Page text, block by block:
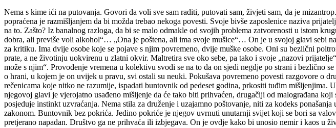
Nema s kime ići na putovanja. Govori da voli sve sam raditi, putovati sam, živjeti sam, da je
popraćena je razmišljanjem da bi možda trebao nekoga povesti. Svoje bivše zaposlenice naziva
na to. Zašto? Iz banalnog razloga, da bi se malo odmakle od svojih problema zatvorenosti u istom
dobra, ali previše voli alkohol“… „Ona je poštena, ali ima svoje mušice“… On je u svojoj glavi sebi
za kritiku. Ima dvije osobe koje se pojave s njim povremeno, dvije muške osobe. Oni su bezlični
prate, a ne životinju uokvirenu u zlatni okvir. Maltretira sve oko sebe, pa tako i svoje „nazovi
može s njim“. Provođenje vremena u kolektivu svodi se na to da on sjedi negdje po strani i bezlično
o hrani, u kojem je on uvijek u pravu, svi ostali su neuki. Pokušava povremeno povesti razgovore o
rečenicama koje nitko ne razumije, ispadati buntovnik od pedeset godina, prkositi tuđim
njegovoj glavi je vjerojatno usađeno mišljenje da će tako biti prihvaćen, drugačiji od malograđana
posjeduje instinkt uzvraćanja. Nema stila za druženje i uzajamno poštovanje, niti za kodeks
zakonom. Buntovnik bez pokrića. Jedino pokriće je njegov uvrnuti unutarnji svijet koji se bori sa
pretjerano napadan. Društvo ga ne prihvaća ili izbjegava. On je ovdje kako bi unosio nemir i kaos